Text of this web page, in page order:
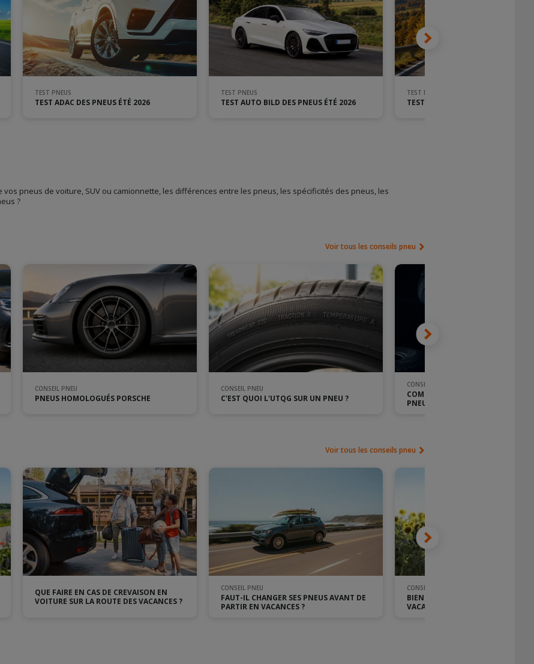
TEST PNEUS
TEST ADAC DES PNEUS ÉTÉ 2026
TEST PNEUS
TEST AUTO BILD DES PNEUS ÉTÉ 2026
TEST PNEUS
TEST ADAC DES PNEUS 4 SAISONS
pneus de voiture, SUV ou camionnette, les différences entre les pneus, les spécificités des pneus, les
?
Voir tous les conseils pneu
CONSEIL PNEU
PNEUS HOMOLOGUÉS PORSCHE
CONSEIL PNEU
C'EST QUOI L'UTQG SUR UN PNEU ?
CONSEIL PNEU
COMMENT SAVOIR SI VOUS AVEZ
PNEUS 4 SAISONS ?
Voir tous les conseils pneu
QUE FAIRE EN CAS DE CREVAISON EN
VOITURE SUR LA ROUTE DES VACANCES ?
CONSEIL PNEU
FAUT-IL CHANGER SES PNEUS AVANT DE
PARTIR EN VACANCES ?
CONSEIL PNEU
BIEN CHARGER SA VOITURE POUR
VACANCES